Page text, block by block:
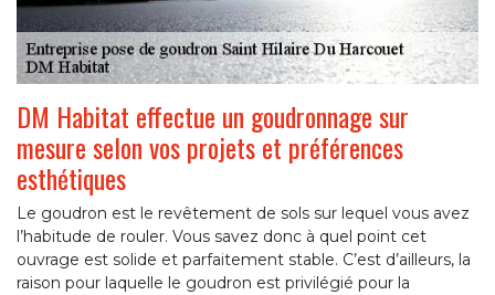
DM Habitat effectue un goudronnage sur
mesure selon vos projets et préférences
esthétiques
Le goudron est le revêtement de sols sur lequel vous avez
l’habitude de rouler. Vous savez donc à quel point cet
ouvrage est solide et parfaitement stable. C’est d’ailleurs, la
raison pour laquelle le goudron est privilégié pour la